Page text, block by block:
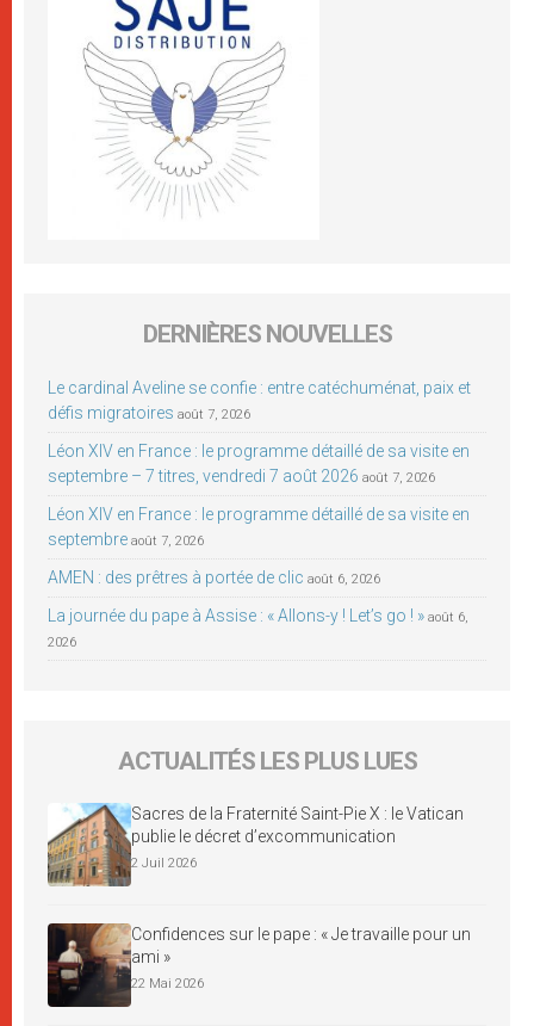
DERNIÈRES NOUVELLES
Le cardinal Aveline se confie : entre catéchuménat, paix et
défis migratoires août 7, 2026
Léon XIV en France : le programme détaillé de sa visite en
septembre – 7 titres, vendredi 7 août 2026 août 7, 2026
Léon XIV en France : le programme détaillé de sa visite en
septembre août 7, 2026
AMEN : des prêtres à portée de clic août 6, 2026
La journée du pape à Assise : « Allons-y ! Let’s go ! » août 6,
2026
ACTUALITÉS LES PLUS LUES
Sacres de la Fraternité Saint-Pie X : le Vatican
publie le décret d’excommunication
2 Juil 2026
Confidences sur le pape : « Je travaille pour un
ami »
22 Mai 2026